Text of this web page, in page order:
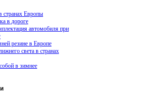
странах Европы
в дороге
автомобиля при
резине в Европе
света в странах
в зимнее